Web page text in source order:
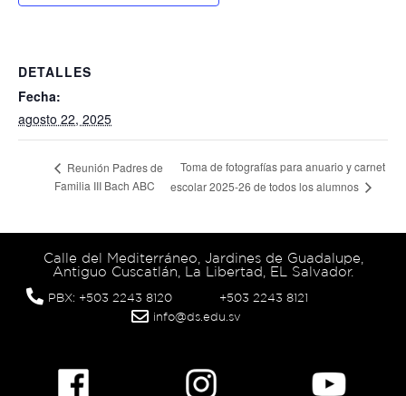
DETALLES
Fecha:
agosto 22, 2025
Reunión Padres de
Familia III Bach ABC
Toma de fotografías para anuario y carnet
escolar 2025-26 de todos los alumnos
Calle del Mediterráneo, Jardines de Guadalupe,
Antiguo Cuscatlán, La Libertad, EL Salvador.
PBX: +503 2243 8120
+503 2243 8121
info@ds.edu.sv